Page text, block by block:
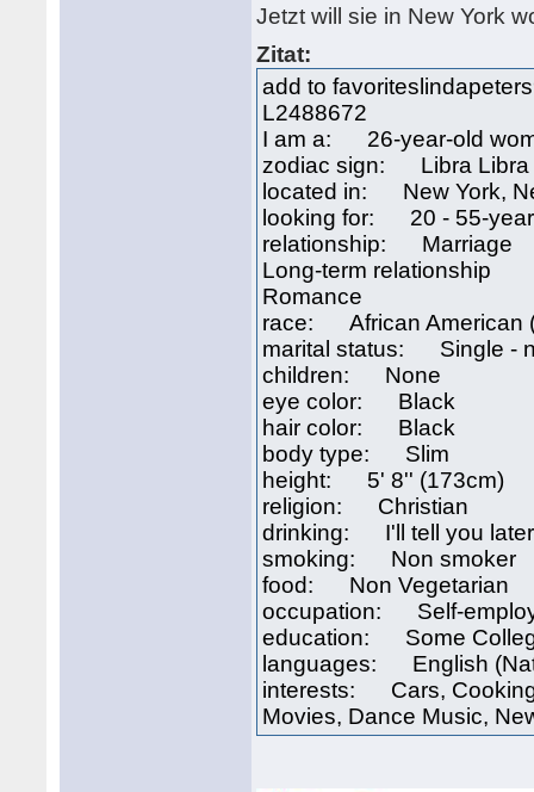
Jetzt will sie in New York
Zitat:
add to
L2488672
I am a: 26-year-old
zodiac sign: Libra Libra
located in: New York,
looking for: 20 - 55-
relationship: Marriage
Long-term relationship
Romance
race: African American
marital status: Single -
children: None
eye color: Black
hair color: Black
body type: Slim
height: 5' 8'' (173cm)
religion: Christian
drinking: I'll tell you later
smoking: Non smoker
food: Non Vegetarian
occupation: Self-
education: Some
languages: English
interests: Cars,
Movies, Dance Music,